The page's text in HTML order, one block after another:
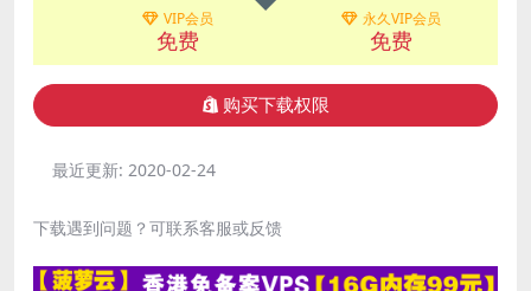
VIP会员
免费
永久VIP会员
免费
购买下载权限
最近更新: 2020-02-24
下载遇到问题？可联系客服或反馈